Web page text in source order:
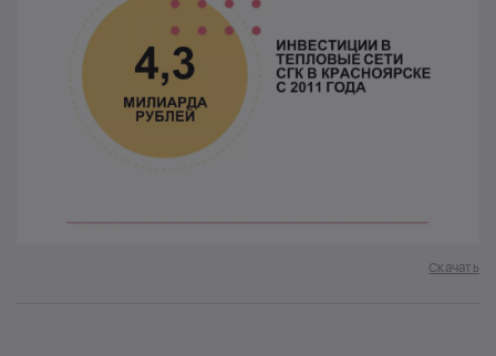
Скачать